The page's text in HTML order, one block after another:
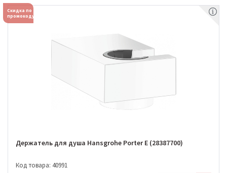
Скидка по
промокоду
Держатель для душа Hansgrohe Porter E (28387700)
Код товара: 40991